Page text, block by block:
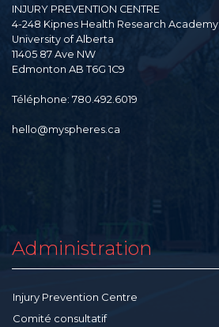
INJURY PREVENTION CENTRE
4-248 Kipnes Health Research Academy,
University of Alberta
11405 87 Ave NW
Edmonton AB T6G 1C9
Téléphone: 780.492.6019
hello@myspheres.ca
Administration
Injury Prevention Centre
Comité consultatif